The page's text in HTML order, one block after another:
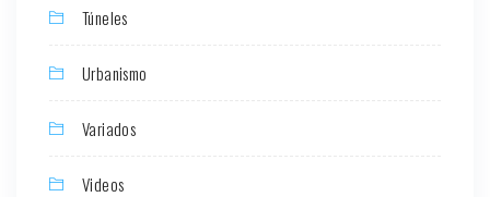
Túneles
Urbanismo
Variados
Videos